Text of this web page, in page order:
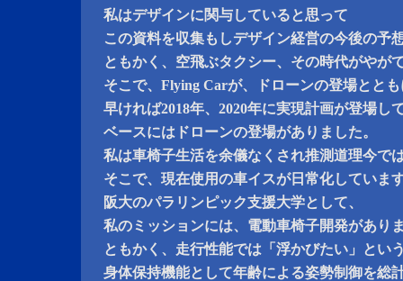
私はデザインに関与していると思って
この資料を収集もしデザイン経営の今後の予
ともかく、空飛ぶタクシー、その時代がやが
そこで、Flying Carが、ドローンの登場とと
早ければ2018年、2020年に実現計画が登場し
ベースにはドローンの登場がありました。
私は車椅子生活を余儀なくされ推測道理今で
そこで、現在使用の車イスが日常化していま
阪大のパラリンピック支援大学として、
私のミッションには、電動車椅子開発があり
ともかく、走行性能では「浮かびたい」とい
身体保持機能として年齢による姿勢制御を総